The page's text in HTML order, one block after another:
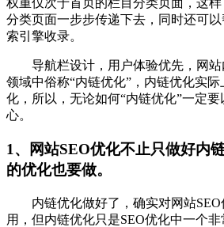
权重仅次于首页的栏目分类页面，这
分类页面一步步传递下去，同时还可
索引擎收录。
导航栏设计，用户体验优先，网
领域中俗称“内链优化”，内链优化实
化，所以，无论如何“内链优化”一定
心。
1、网站SEO优化不止只做好内
的优化也要做。
内链优化做好了，确实对网站
用，但内链优化只是SEO优化中一个